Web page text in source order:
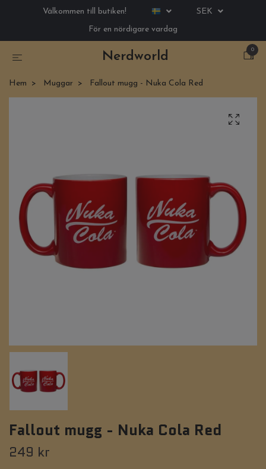
Välkommen till butiken!
SEK
För en nördigare vardag
Nerdworld
0
Hem Muggar Fallout mugg - Nuka Cola Red
Fallout mugg - Nuka Cola Red
249 kr